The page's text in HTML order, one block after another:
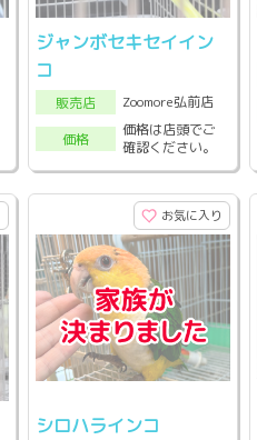
ジャンボセキセイイン
コ
販売店
Zoomore弘前店
価格
価格は店頭でご
確認ください。
お気に入り
シロハラインコ